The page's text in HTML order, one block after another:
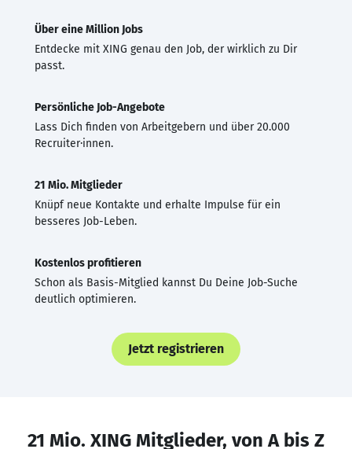
Über eine Million Jobs
Entdecke mit XING genau den Job, der wirklich zu Dir
passt.
Persönliche Job-Angebote
Lass Dich finden von Arbeitgebern und über 20.000
Recruiter·innen.
21 Mio. Mitglieder
Knüpf neue Kontakte und erhalte Impulse für ein
besseres Job-Leben.
Kostenlos profitieren
Schon als Basis-Mitglied kannst Du Deine Job-Suche
deutlich optimieren.
Jetzt registrieren
21 Mio. XING Mitglieder, von A bis Z